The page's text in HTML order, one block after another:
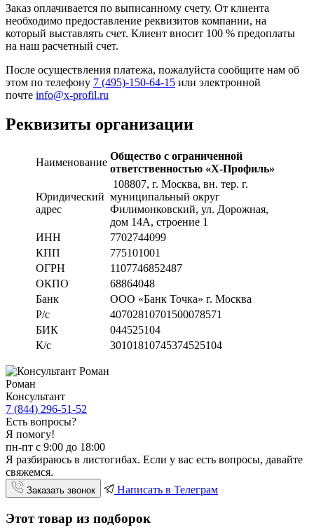
Заказ оплачивается по выписанному счету. От клиента
необходимо предоставление реквизитов компании, на
который выставлять счет. Клиент вносит 100 % предоплаты
на наш расчетный счет.
После осуществления платежа, пожалуйста сообщите нам об
этом по телефону 7 (495)-150-64-15 или электронной
почте info@x-profil.ru
Реквизиты организации
Наименование
Общество с ограниченной
ответственностью «Х-Профиль»
Юридический
адрес
108807, г. Москва, вн. тер. г.
муниципальный округ
Филимонковский, ул. Дорожная,
дом 14А, строение 1
ИНН
7702744099
КПП
775101001
ОГРН
1107746852487
ОКПО
68864048
Банк
ООО «Банк Точка» г. Москва
Р/с
40702810701500078571
БИК
044525104
К/с
30101810745374525104
Роман
Консультант
7 (844) 296-51-52
Есть вопросы?
Я помогу!
пн-пт с 9:00 до 18:00
Я разбираюсь в листогибах. Если у вас есть вопросы, давайте
свяжемся.
Заказать звонок Написать в Телеграм
Этот товар из подборок